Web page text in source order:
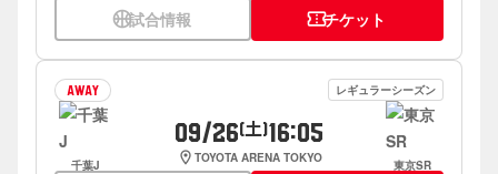
sports_basketball試合情報 confirmation_numberチケット
AWAY レギュラーシーズン
千葉J
09/26 (土) 16:05
location_on TOYOTA ARENA TOKYO 東京SR